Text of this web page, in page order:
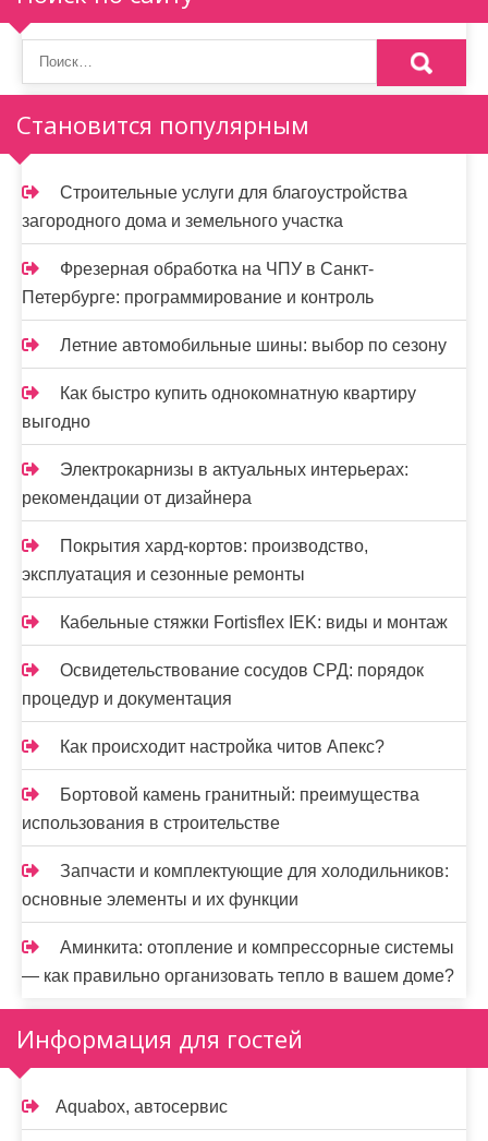
о
з
а
п
и
с
я
м
Становится популярным
Строительные услуги для благоустройства
загородного дома и земельного участка
Фрезерная обработка на ЧПУ в Санкт-
Петербурге: программирование и контроль
Летние автомобильные шины: выбор по сезону
Как быстро купить однокомнатную квартиру
выгодно
Электрокарнизы в актуальных интерьерах:
рекомендации от дизайнера
Покрытия хард-кортов: производство,
эксплуатация и сезонные ремонты
Кабельные стяжки Fortisflex IEK: виды и монтаж
Освидетельствование сосудов СРД: порядок
процедур и документация
Как происходит настройка читов Апекс?
Бортовой камень гранитный: преимущества
использования в строительстве
Запчасти и комплектующие для холодильников:
основные элементы и их функции
Аминкита: отопление и компрессорные системы
— как правильно организовать тепло в вашем доме?
Информация для гостей
Aquabox, автосервис